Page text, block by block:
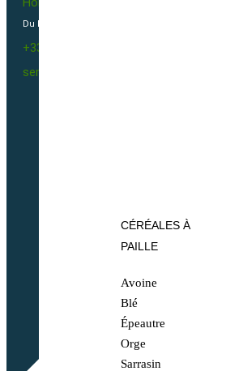
CÉRÉALES À
PAILLE
Avoine
Blé
Épeautre
Orge
Sarrasin
Du Lundi au vendredi 09h00-12h00 / 13h30-16h00
+33(0)2 40 23 63 24
sembio@partnerandco.fr